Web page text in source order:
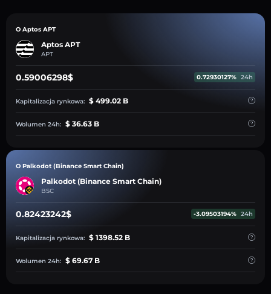
O Aptos APT
Aptos APT
APT
0.59006298$ 0.72930127% 24h
Kapitalizacja rynkowa: $ 499.02 B
Wolumen 24h: $ 36.63 B
O Palkodot (Binance Smart Chain)
Palkodot (Binance Smart Chain)
BSC
0.82423242$ -3.09503194% 24h
Kapitalizacja rynkowa: $ 1398.52 B
Wolumen 24h: $ 69.67 B